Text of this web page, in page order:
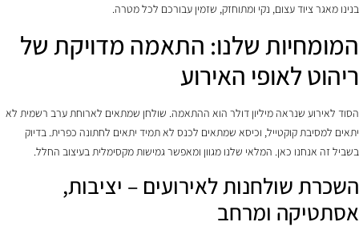
בנינו מאגר ציוד עצום, נקי ומתוחזק, שזמין עבורכם לכל מטרה.
המומחיות שלנו: התאמה מדויקת של
ריהוט לאופי האירוע
הסוד לאירוע שנראה מיליון דולר הוא ההתאמה. שולחן שמתאים לארוחת ערב רשמית לא
יתאים למסיבת קוקטייל, וכיסא שמתאים לכנס לא תמיד יתאים לחתונה כפרית. בדיוק
בשביל זה אנחנו כאן. המלאי שלנו מגוון ומאפשר גמישות מקסימלית בעיצוב החלל.
השכרת שולחנות לאירועים – יציבות,
אסתטיקה ומרחב